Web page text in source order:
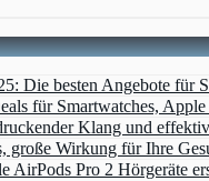
Die besten Angebote für
für Smartwatches,
Klang und
große Wirkung für Ihre
AirPods Pro 2 Hörgeräte